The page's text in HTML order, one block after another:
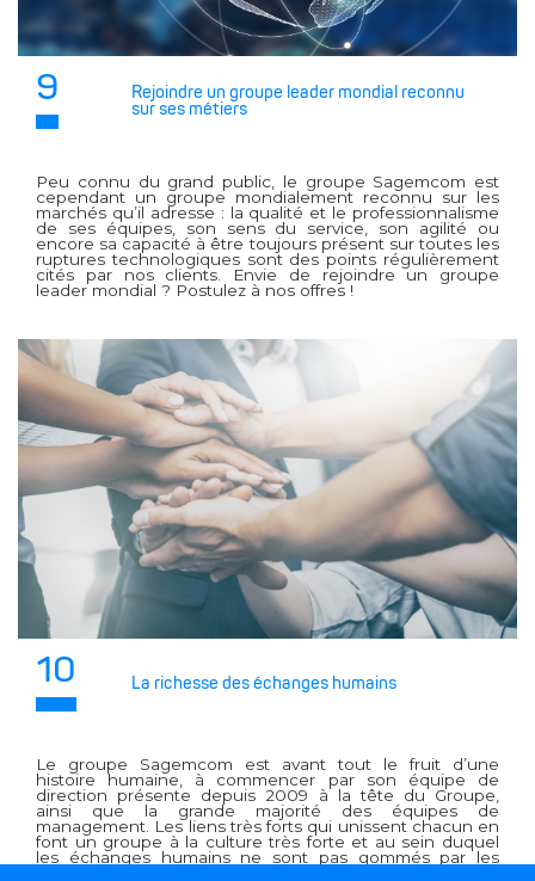
9
Rejoindre un groupe leader mondial reconnu
sur ses métiers
Peu connu du grand public, le groupe Sagemcom est
cependant un groupe mondialement reconnu sur les
marchés qu’il adresse : la qualité et le professionnalisme
de ses équipes, son sens du service, son agilité ou
encore sa capacité à être toujours présent sur toutes les
ruptures technologiques sont des points régulièrement
cités par nos clients. Envie de rejoindre un groupe
leader mondial ? Postulez à nos offres !
10 La richesse des échanges humains
Le groupe Sagemcom est avant tout le fruit d’une
histoire humaine, à commencer par son équipe de
direction présente depuis 2009 à la tête du Groupe,
ainsi que la grande majorité des équipes de
management. Les liens très forts qui unissent chacun en
font un groupe à la culture très forte et au sein duquel
les échanges humains ne sont pas gommés par les